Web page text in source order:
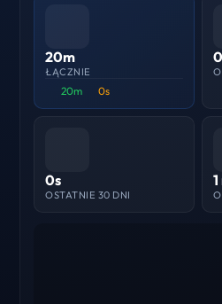
20m
ŁĄCZNIE
20m 0s
0s
OSTATNIE 30 DNI